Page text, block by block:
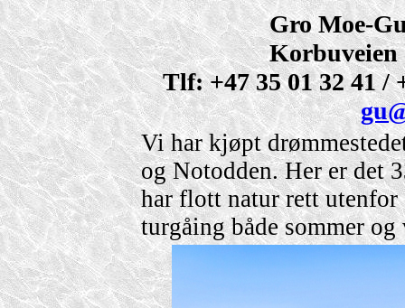
Gro Moe-
Korbuveien
Tlf: +47 35 01 32 41 /
Vi har kjøpt
og Notodden. Her er det
har flott natur rett
turgåing både sommer og